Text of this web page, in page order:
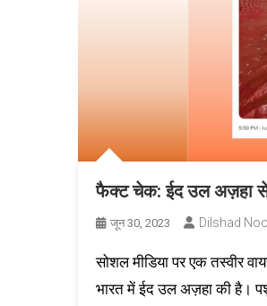
फैक्ट चेक: ईद उल अज़हा से
जून 30, 2023 Dilshad
सोशल मीडिया पर एक तस्वीर
भारत में ईद उल अज़हा की है।